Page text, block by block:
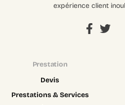
expérience client
Prestation
Devis
Prestations & Services